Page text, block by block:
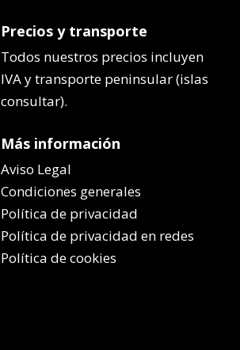
Precios y transporte
Todos nuestros precios incluyen
IVA y transporte peninsular (islas
consultar).
Más información
Aviso Legal
Condiciones generales
Política de privacidad
Política de privacidad en redes
Política de cookies